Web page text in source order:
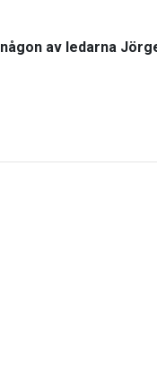
av ledarna